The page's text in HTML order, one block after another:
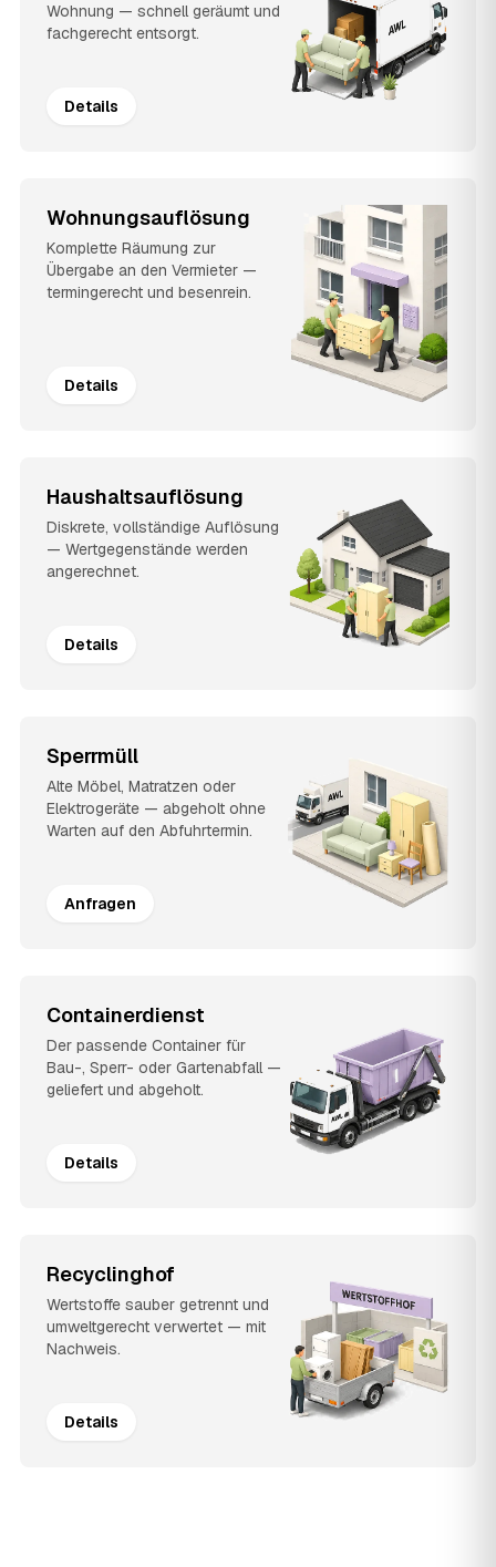
Wohnung — schnell geräumt und
fachgerecht entsorgt.
Details
Wohnungsauflösung
Komplette Räumung zur
Übergabe an den Vermieter —
termingerecht und besenrein.
Details
Haushaltsauflösung
Diskrete, vollständige Auflösung
— Wertgegenstände werden
angerechnet.
Details
Sperrmüll
Alte Möbel, Matratzen oder
Elektrogeräte — abgeholt ohne
Warten auf den Abfuhrtermin.
Anfragen
Containerdienst
Der passende Container für
Bau-, Sperr- oder Gartenabfall —
geliefert und abgeholt.
Details
Recyclinghof
Wertstoffe sauber getrennt und
umweltgerecht verwertet — mit
Nachweis.
Details